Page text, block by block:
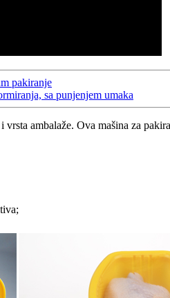
pakiranje
sa punjenjem umaka
ambalaže. Ova mašina za